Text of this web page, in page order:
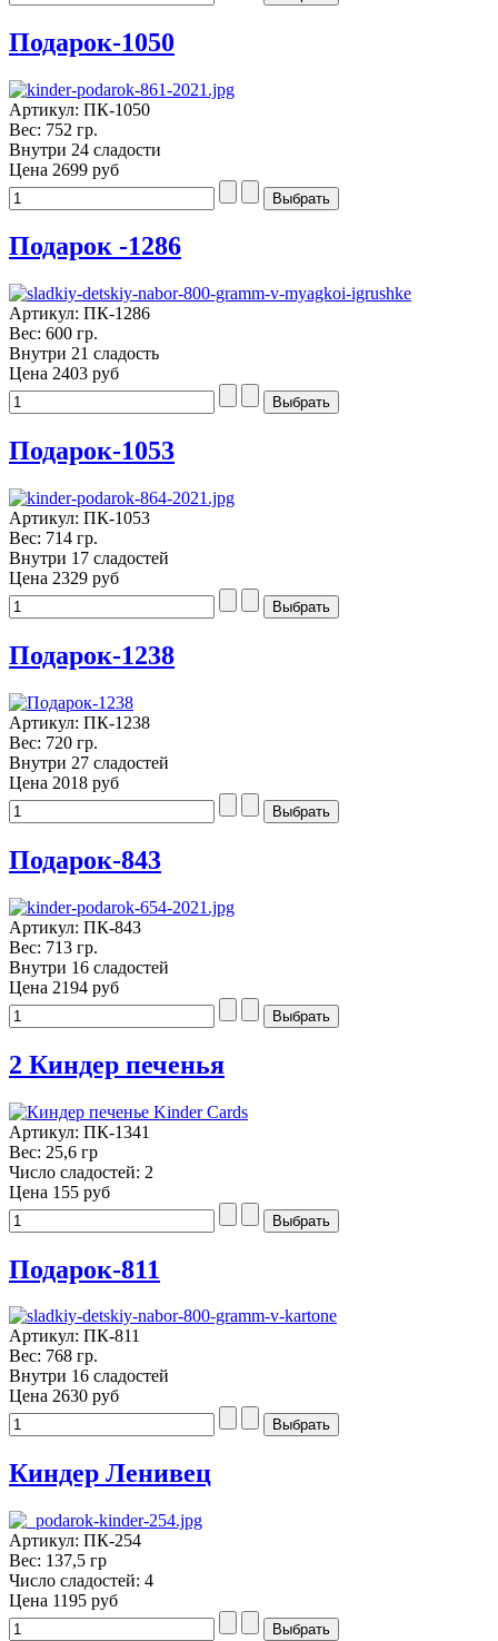
Подарок-1050
Артикул: ПК-1050
Вес: 752 гр.
Внутри 24 сладости
Цена 2699 руб
Подарок -1286
Артикул: ПК-1286
Вес: 600 гр.
Внутри 21 сладость
Цена 2403 руб
Подарок-1053
Артикул: ПК-1053
Вес: 714 гр.
Внутри 17 сладостей
Цена 2329 руб
Подарок-1238
Артикул: ПК-1238
Вес: 720 гр.
Внутри 27 сладостей
Цена 2018 руб
Подарок-843
Артикул: ПК-843
Вес: 713 гр.
Внутри 16 сладостей
Цена 2194 руб
2 Киндер печенья
Артикул: ПК-1341
Вес: 25,6 гр
Число сладостей: 2
Цена 155 руб
Подарок-811
Артикул: ПК-811
Вес: 768 гр.
Внутри 16 сладостей
Цена 2630 руб
Киндер Ленивец
Артикул: ПК-254
Вес: 137,5 гр
Число сладостей: 4
Цена 1195 руб